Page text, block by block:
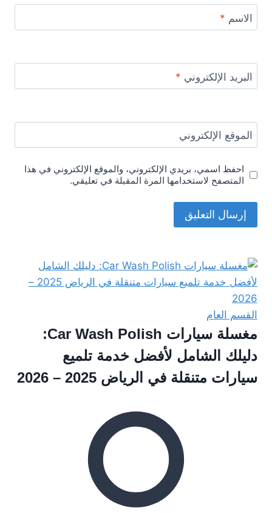
الاسم *
البريد الإلكتروني *
الموقع الإلكتروني
احفظ اسمي، بريدي الإلكتروني، والموقع الإلكتروني في هذا
المتصفح لاستخدامها المرة المقبلة في تعليقي.
القسم العام
مغسلة سيارات Car Wash Polish:
دليلك الشامل لأفضل خدمة تلميع
سيارات متنقلة في الرياض 2025 – 2026